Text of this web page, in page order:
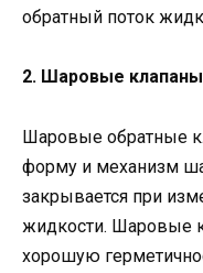
обратный поток
2. Шаровые клапаны
Шаровые обратные
форму и механизм
закрывается при
жидкости. Шаровые
хорошую